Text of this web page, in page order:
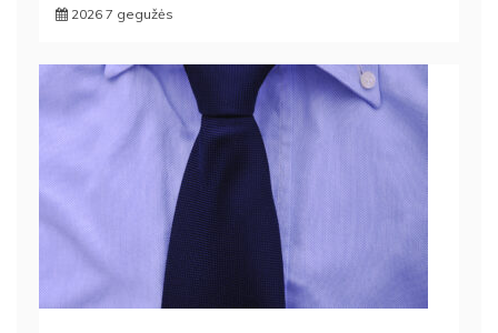
2026 7 gegužės